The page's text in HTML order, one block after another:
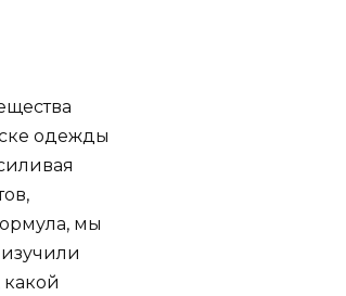
одежды
мы
какой